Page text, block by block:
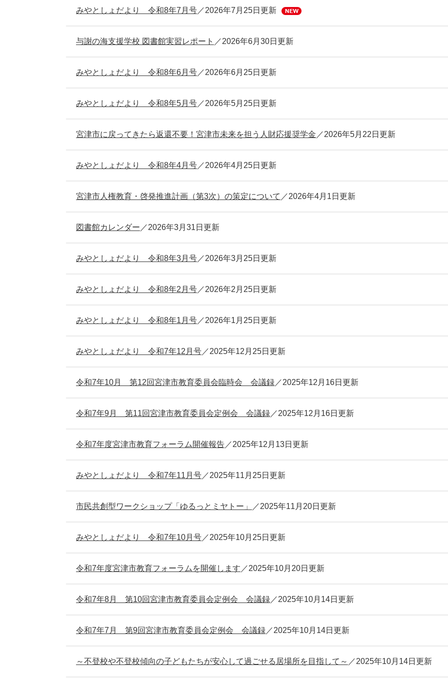
みやとしょだより 令和8年7月号 2026年7月25日更新
与謝の海支援学校 図書館実習レポート 2026年6月30日更新
みやとしょだより 令和8年6月号 2026年6月25日更新
みやとしょだより 令和8年5月号 2026年5月25日更新
宮津市に戻ってきたら返還不要！宮津市未来を担う人財応援奨学金 2026年5月22日更新
みやとしょだより 令和8年4月号 2026年4月25日更新
宮津市人権教育・啓発推進計画（第3次）の策定について 2026年4月1日更新
図書館カレンダー 2026年3月31日更新
みやとしょだより 令和8年3月号 2026年3月25日更新
みやとしょだより 令和8年2月号 2026年2月25日更新
みやとしょだより 令和8年1月号 2026年1月25日更新
みやとしょだより 令和7年12月号 2025年12月25日更新
令和7年10月 第12回宮津市教育委員会臨時会 会議録 2025年12月16日更新
令和7年9月 第11回宮津市教育委員会定例会 会議録 2025年12月16日更新
令和7年度宮津市教育フォーラム開催報告 2025年12月13日更新
みやとしょだより 令和7年11月号 2025年11月25日更新
市民共創型ワークショップ「ゆるっとミヤトー」 2025年11月20日更新
みやとしょだより 令和7年10月号 2025年10月25日更新
令和7年度宮津市教育フォーラムを開催します 2025年10月20日更新
令和7年8月 第10回宮津市教育委員会定例会 会議録 2025年10月14日更新
令和7年7月 第9回宮津市教育委員会定例会 会議録 2025年10月14日更新
～不登校や不登校傾向の子どもたちが安心して過ごせる居場所を目指して～ 2025年10月14日更新